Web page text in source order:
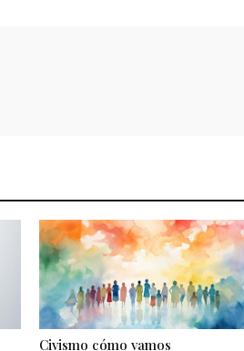
Civismo cómo vamos